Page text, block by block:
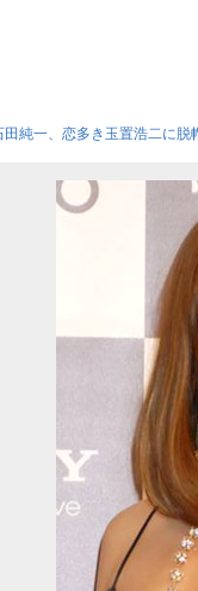
田純一、恋多き玉置浩二に脱